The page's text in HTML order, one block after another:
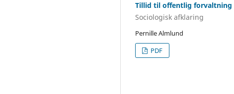
Tillid til offentlig forvaltning
Sociologisk afklaring
Pernille Almlund
PDF